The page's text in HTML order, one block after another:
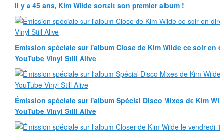
Il y a 45 ans, Kim Wilde sortait son premier album !
Émission spéciale sur l'album Close de Kim Wilde ce soir en
YouTube Vinyl Still Alive
Émission spéciale sur l'album Spécial Disco Mixes de Kim
YouTube Vinyl Still Alive